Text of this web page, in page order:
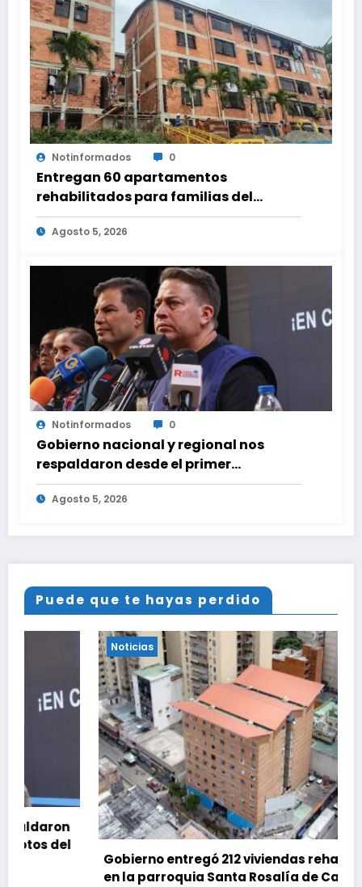
Notinformados 0
Entregan 60 apartamentos
rehabilitados para familias del
urbanismo Ana Victoria en La Guaira
Agosto 5, 2026
Notinformados 0
Gobierno nacional y regional nos
respaldaron desde el primer
momento tras terremotos del 24J
Agosto 5, 2026
Puede que te hayas perdido
Gobierno entregó 212 viviendas rehabilitadas
en la parroquia Santa Rosalía de Caracas